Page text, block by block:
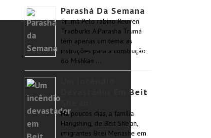
Parashá Da Semana
Trumá Pelo rabino Reuven
Tradburks A Parasha Trumá
tem apenas um tema: as
instruções para a construção
do Mishkan …
Devastador Em Beit
Há poucos dias, a família
Hangshing, de Beit She’an,
imigrantes Bnei Menashe em